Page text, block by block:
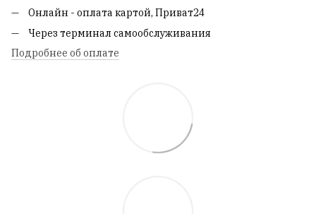
Онлайн - оплата картой, Приват24
Через терминал самообслуживания
Подробнее об оплате